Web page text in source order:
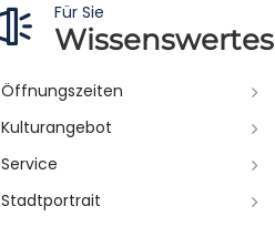
Für Sie
Wissenswertes
Öffnungszeiten
Kulturangebot
Service
Stadtportrait